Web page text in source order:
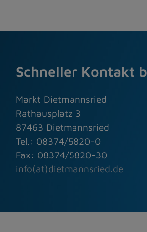
Schneller Kontakt
Markt Dietmannsried
Rathausplatz 3
87463 Dietmannsried
Tel.: 08374/5820-0
Fax: 08374/5820-30
info(at)dietmannsried.de